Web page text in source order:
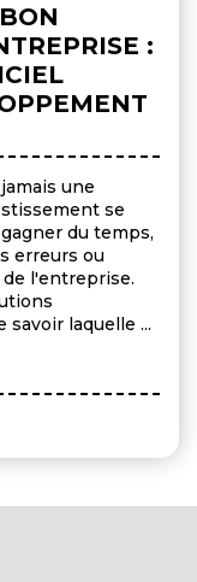
:
une
se
du temps,
erreurs ou
l'entreprise.
laquelle ...